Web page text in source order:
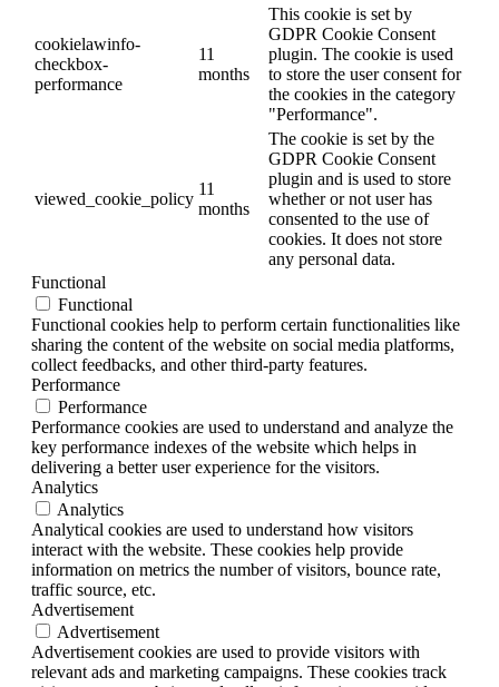
cookielawinfo-
checkbox-
performance
11
months
This cookie is set by
GDPR Cookie Consent
plugin. The cookie is used
to store the user consent for
the cookies in the category
"Performance".
viewed_cookie_policy
11
months
The cookie is set by the
GDPR Cookie Consent
plugin and is used to store
whether or not user has
consented to the use of
cookies. It does not store
any personal data.
Functional
Functional
Functional cookies help to perform certain functionalities like
sharing the content of the website on social media platforms,
collect feedbacks, and other third-party features.
Performance
Performance
Performance cookies are used to understand and analyze the
key performance indexes of the website which helps in
delivering a better user experience for the visitors.
Analytics
Analytics
Analytical cookies are used to understand how visitors
interact with the website. These cookies help provide
information on metrics the number of visitors, bounce rate,
traffic source, etc.
Advertisement
Advertisement
Advertisement cookies are used to provide visitors with
relevant ads and marketing campaigns. These cookies track